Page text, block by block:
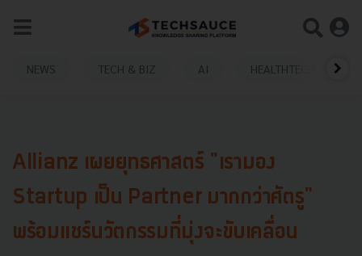
NEWS TECH & BIZ AI HEALTHTECH
Allianz เผยยุทธศาสตร์ "เรามอง
Startup เป็น Partner มากกว่าศัตรู"
พร้อมแชร์นวัตกรรมที่มุ่งจะขับเคลื่อน